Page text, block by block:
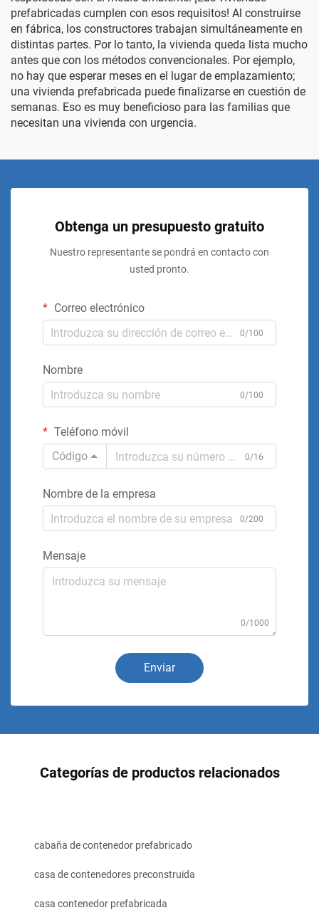
prefabricadas cumplen con esos requisitos! Al construirse
en fábrica, los constructores trabajan simultáneamente en
distintas partes. Por lo tanto, la vivienda queda lista mucho
antes que con los métodos convencionales. Por ejemplo,
no hay que esperar meses en el lugar de emplazamiento;
una vivienda prefabricada puede finalizarse en cuestión de
semanas. Eso es muy beneficioso para las familias que
necesitan una vivienda con urgencia.
Obtenga un presupuesto gratuito
Nuestro representante se pondrá en contacto con
usted pronto.
Correo electrónico
0/100
Nombre
0/100
Teléfono móvil
Código
0/16
Nombre de la empresa
0/200
Mensaje
0/1000
Enviar
Categorías de productos relacionados
cabaña de contenedor prefabricado
casa de contenedores preconstruida
casa contenedor prefabricada